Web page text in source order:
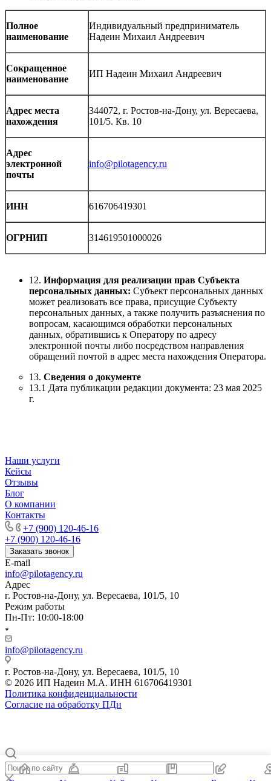
Полное
наименование
Индивидуальный предприниматель
Надеин Михаил Андреевич
Сокращенное
наименование
ИП Надеин Михаил Андреевич
Адрес места
нахождения
344072, г. Ростов-на-Дону, ул. Вересаева,
101/5. Кв. 10
Адрес
электронной
почты
info@pilotagency.ru
ИНН 616706419301
ОГРНИП 314619501000026
12. Информация для реализации прав Субъекта
персональных данных: Субъект персональных данных
может реализовать все права, присущие Субъекту
персональных данных, а также получить разъяснения по
вопросам, касающимся обработки персональных
данных, обратившись к Оператору по адресу
электронной почты либо посредством направления
обращений почтой в адрес места нахождения Оператора.
13. Сведения о документе
13.1 Дата публикации редакции документа: 23 мая 2025
г.
Наши услуги
Кейсы
Отзывы
Блог
О компании
Контакты
+7 (900) 120-46-16
+7 (900) 120-46-16
Заказать звонок
E-mail
info@pilotagency.ru
Адрес
г. Ростов-на-Дону, ул. Вересаева, 101/5, 10
Режим работы
Пн-Пт: 10:00-18:00
info@pilotagency.ru
г. Ростов-на-Дону, ул. Вересаева, 101/5, 10
© 2026 ИП Надеин М.А. ИНН 616706419301
Политика конфиденциальности
Согласие на обработку ПДн